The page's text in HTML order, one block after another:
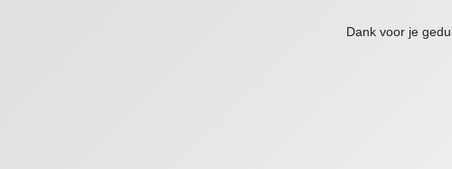
Dank voor je